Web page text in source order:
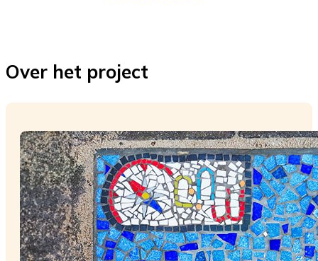
Over het project